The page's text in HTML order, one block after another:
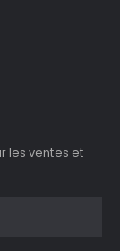
les ventes et